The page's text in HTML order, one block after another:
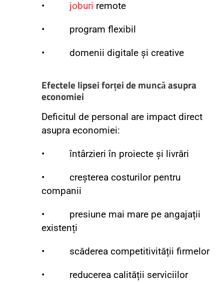
• joburi remote
• program flexibil
• domenii digitale și creative
Efectele lipsei forței de muncă asupra
economiei
Deficitul de personal are impact direct
asupra economiei:
• întârzieri în proiecte și livrări
• creșterea costurilor pentru
companii
• presiune mai mare pe angajații
existenți
• scăderea competitivității firmelor
• reducerea calității serviciilor